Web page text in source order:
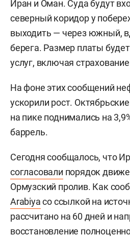
Иран и Оман. Суда будут
северный коридор у
выходить — через южный,
берега. Размер платы
услуг, включая
На фоне этих сообщений
ускорили рост.
на пике поднимались на
баррель.
Сегодня сообщалось, что
согласовали порядок
Ормузский пролив. Как
Arabiyaсо ссылкой на
рассчитано на 60 дней и
восстановление